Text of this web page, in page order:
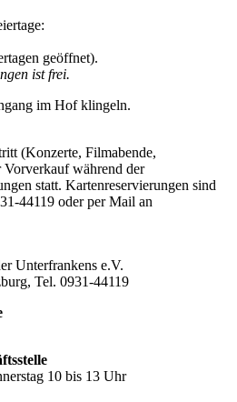
geöffnet).
ist frei.
im Hof klingeln.
(Konzerte, Filmabende,
während der
statt. Kartenreservierungen sind
44119 oder per Mail an
Unterfrankens e.V.
Tel. 0931-44119
10 bis 13 Uhr